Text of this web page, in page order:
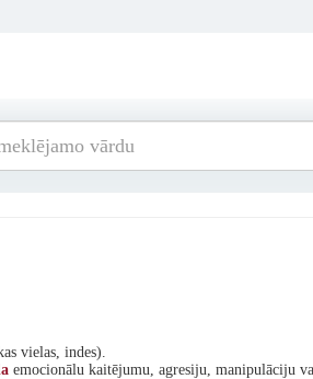
vielas, indes).
emocionālu kaitējumu, agresiju, manipulāciju